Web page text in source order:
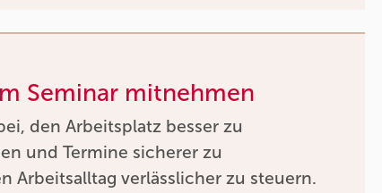
Seminar mitnehmen
den Arbeitsplatz besser zu
und Termine sicherer zu
Arbeitsalltag verlässlicher zu steuern.